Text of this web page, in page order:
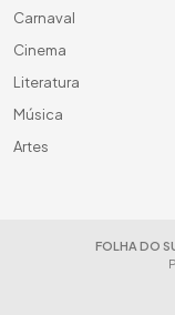
Carnaval
Cinema
Literatura
Música
Artes
FOLHA DO